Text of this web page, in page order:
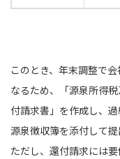
このとき、年末調整で
なるため、「源泉所得
付請求書」を作成し、
源泉徴収簿を添付して提
ただし、還付請求には